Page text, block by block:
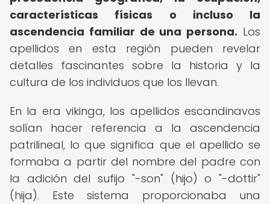
características físicas o incluso la
ascendencia familiar de una persona. Los
apellidos en esta región pueden revelar
detalles fascinantes sobre la historia y la
cultura de los individuos que los llevan.
En la era vikinga, los apellidos escandinavos
solían hacer referencia a la ascendencia
patrilineal, lo que significa que el apellido se
formaba a partir del nombre del padre con
la adición del sufijo "-son" (hijo) o "-dottir"
(hija). Este sistema proporcionaba una